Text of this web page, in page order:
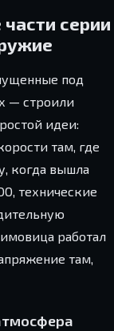
серии
под
— строили
идеи:
там, где
когда вышла
технические
работал
там,